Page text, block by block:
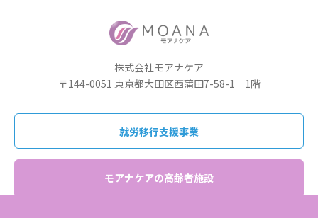
株式会社モアナケア
〒144-0051 東京都大田区西蒲田7-58-1 1階
就労移行支援事業
モアナケアの高齢者施設